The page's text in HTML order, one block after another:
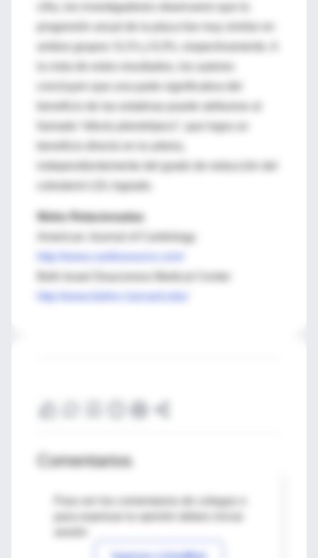
cifra, los investigadores observaron que la
progresión anual de la placa fue muy similar en
ambos grupos: 9,1% y 9,3%, respectivamente. A
concluyen que una parte significativa del
llamado “efecto pleiotrópico”, que logra un
independientemente del grado de reducción del
colesterol LDL logrado.
Webs Relacionadas
American Journal of Cardiology
Comentarios
Para ver los comentarios de colegas o
Ingresar a IntraMed